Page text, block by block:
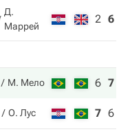
Д.
Маррей
2 6
М. Мело 6 7
О. Лус 7 6